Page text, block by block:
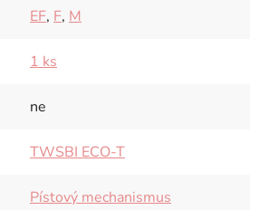
EF, F, M
1 ks
ne
TWSBI ECO-T
Pístový mechanismus